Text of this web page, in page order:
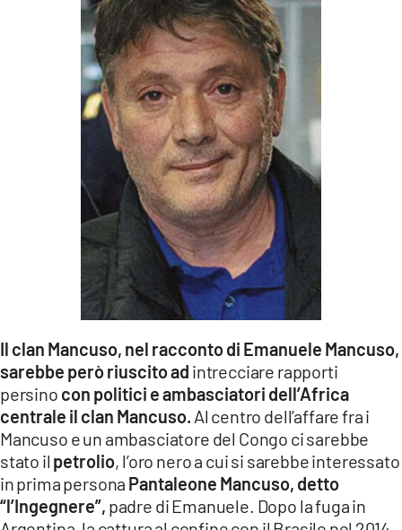
Il clan Mancuso, nel racconto di Emanuele Mancuso,
sarebbe però riuscito ad intrecciare rapporti
persino con politici e ambasciatori dell’Africa
centrale il clan Mancuso. Al centro dell’affare fra i
Mancuso e un ambasciatore del Congo ci sarebbe
stato il petrolio, l’oro nero a cui si sarebbe interessato
in prima persona Pantaleone Mancuso, detto
“l’Ingegnere”, padre di Emanuele. Dopo la fuga in